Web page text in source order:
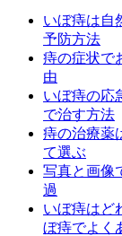
いぼ痔は自
予防方法
痔の症状で
由
いぼ痔の応
で治す方法
痔の治療薬
て選ぶ
写真と画像
過
いぼ痔はど
ぼ痔でよく